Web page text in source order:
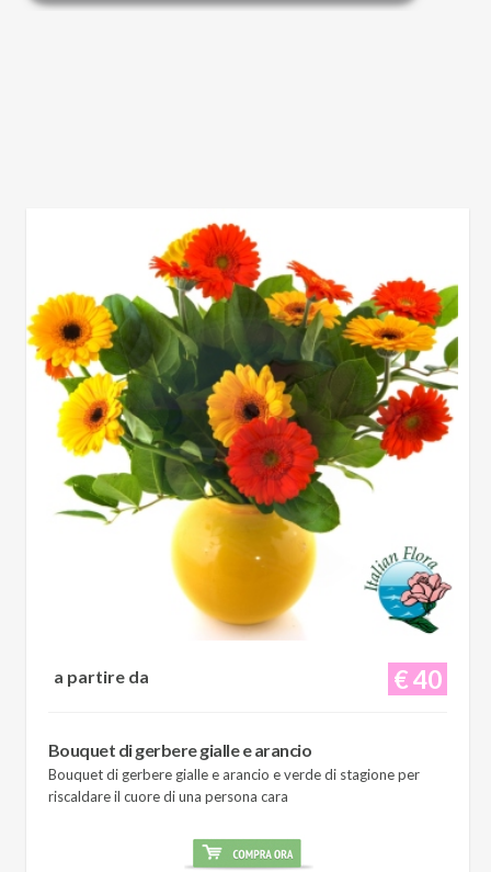
€ 40
a partire da
Bouquet di gerbere gialle e arancio
Bouquet di gerbere gialle e arancio e verde di stagione per
riscaldare il cuore di una persona cara